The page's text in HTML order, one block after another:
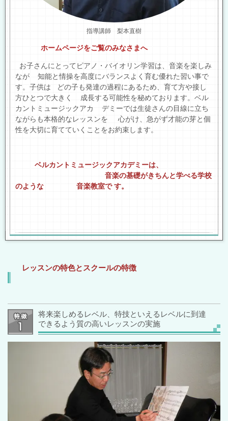
指導講師 梨本直樹
ホームページをご覧のみなさまへ
お子さんにとってピアノ・バイオリン学習は、音楽を楽しみ
なが 知能と情操を高度にバランスよく育む優れた習い事で
す。子供は どの子も発達の過程にあるため、育て方や接し
方ひとつで大きく 成長する可能性を秘めております。ベル
カントミュージックアカ デミーでは生徒さんの目線に立ち
ながらも本格的なレッスンを 心がけ、 急がず才能の芽と個
性を大切に育て ていくことをお約束します。
ベルカントミュージックアカデミーは、
音楽の基礎がきちんと学べる学校
のような 音楽教室で す。
レッスンの特色とスクールの特徴
将来楽しめるレベル、特技といえるレベルに到達
できるよう質の高いレッスンの実施